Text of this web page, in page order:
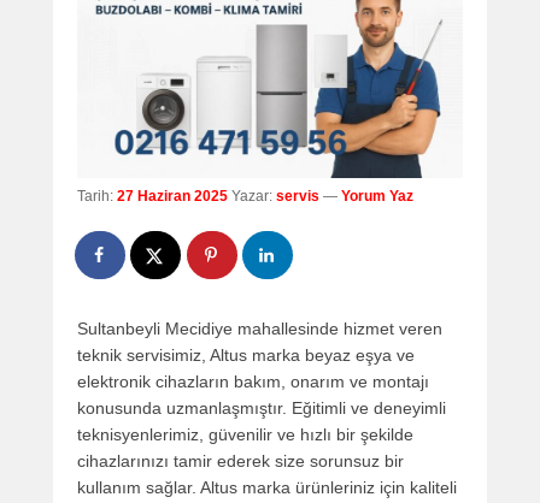
Tarih: 27 Haziran 2025 Yazar: servis — Yorum Yaz
Sultanbeyli Mecidiye mahallesinde hizmet veren
teknik servisimiz, Altus marka beyaz eşya ve
elektronik cihazların bakım, onarım ve montajı
konusunda uzmanlaşmıştır. Eğitimli ve deneyimli
teknisyenlerimiz, güvenilir ve hızlı bir şekilde
cihazlarınızı tamir ederek size sorunsuz bir
kullanım sağlar. Altus marka ürünleriniz için kaliteli